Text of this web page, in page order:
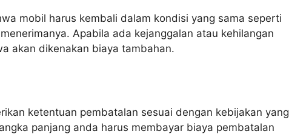
mobil harus kembali dalam kondisi yang sama seperti
Apabila ada kejanggalan atau kehilangan
akan dikenakan biaya tambahan.
ketentuan pembatalan sesuai dengan kebijakan yang
panjang anda harus membayar biaya pembatalan